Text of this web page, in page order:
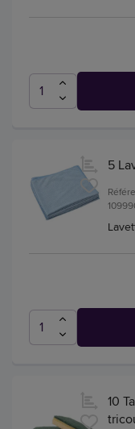
5
10